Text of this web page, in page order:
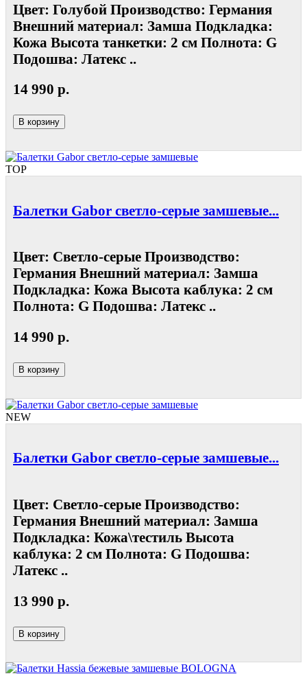
Цвет: Голубой Производство: Германия
Внешний материал: Замша Подкладка:
Кожа Высота танкетки: 2 см Полнота: G
Подошва: Латекс ..
14 990 р.
В корзину
TOP
Балетки Gabor светло-серые замшевые...
Цвет: Светло-серые Производство:
Германия Внешний материал: Замша
Подкладка: Кожа Высота каблука: 2 см
Полнота: G Подошва: Латекс ..
14 990 р.
В корзину
NEW
Балетки Gabor светло-серые замшевые...
Цвет: Светло-серые Производство:
Германия Внешний материал: Замша
Подкладка: Кожа\тестиль Высота
каблука: 2 см Полнота: G Подошва:
Латекс ..
13 990 р.
В корзину